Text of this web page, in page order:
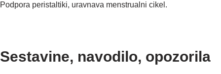
Podpora peristaltiki, uravnava menstrualni cikel.
Sestavine, navodilo, opozorila